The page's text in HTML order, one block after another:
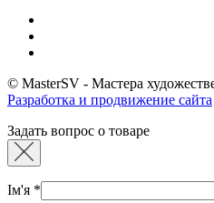
© MasterSV - Мастера
Разработка и продвижение сайта
Задать вопрос о товаре
Ім'я *